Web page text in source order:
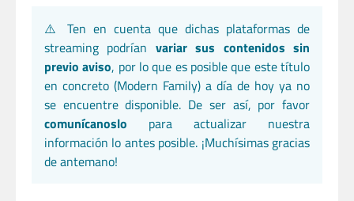
⚠️ Ten en cuenta que dichas plataformas de
streaming podrían variar sus contenidos sin
previo aviso, por lo que es posible que este título
en concreto (Modern Family) a día de hoy ya no
se encuentre disponible. De ser así, por favor
comunícanoslo para actualizar nuestra
información lo antes posible. ¡Muchísimas gracias
de antemano!